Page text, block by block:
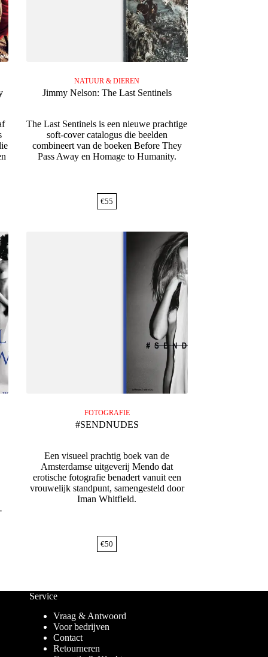
NATUUR & DIEREN
Jimmy Nelson: The Last Sentinels
The Last Sentinels is een nieuwe prachtige
soft-cover catalogus die beelden
combineert van de boeken Before They
Pass Away en Homage to Humanity.
€55
FOTOGRAFIE
#SENDNUDES
Een visueel prachtig boek van de
Amsterdamse uitgeverij Mendo dat
erotische fotografie benadert vanuit een
vrouwelijk standpunt, samengesteld door
Iman Whitfield.
€50
Service
Vraag & Antwoord
Voor bedrijven
Contact
Retourneren